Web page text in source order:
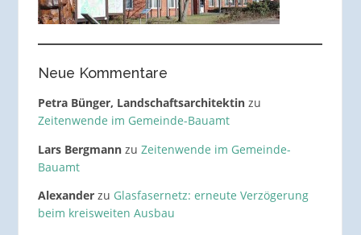
Neue Kommentare
Petra Bünger, Landschaftsarchitektinzu
Zeitenwende im Gemeinde-Bauamt
Lars Bergmannzu Zeitenwende im Gemeinde-
Bauamt
Alexanderzu Glasfasernetz: erneute Verzögerung
beim kreisweiten Ausbau